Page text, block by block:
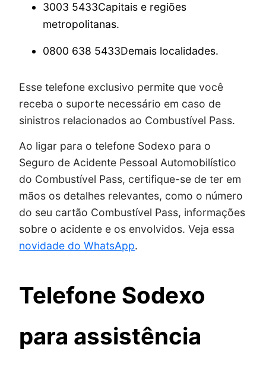
3003 5433Capitais e regiões
metropolitanas.
0800 638 5433Demais localidades.
Esse telefone exclusivo permite que você
receba o suporte necessário em caso de
sinistros relacionados ao Combustível Pass.
Ao ligar para o telefone Sodexo para o
Seguro de Acidente Pessoal Automobilístico
do Combustível Pass, certifique-se de ter em
mãos os detalhes relevantes, como o número
do seu cartão Combustível Pass, informações
sobre o acidente e os envolvidos. Veja essa
novidade do WhatsApp.
Telefone Sodexo
para assistência